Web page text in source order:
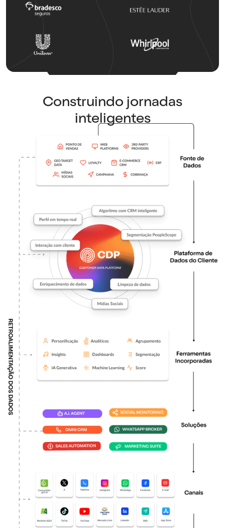
Construindo jornadas
inteligentes